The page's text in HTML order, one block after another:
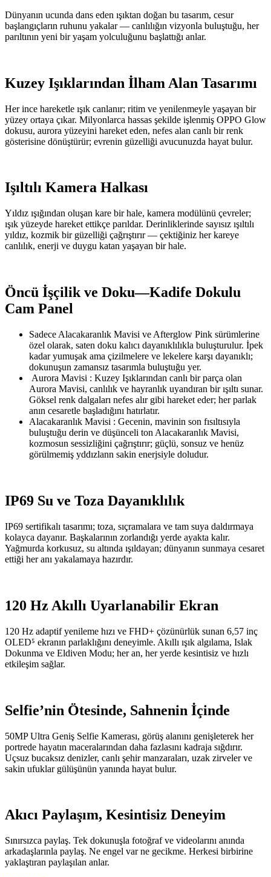
Dünyanın ucunda dans eden ışıktan doğan bu tasarım, cesur
başlangıçların ruhunu yakalar — canlılığın vizyonla buluştuğu, her
parıltının yeni bir yaşam yolculuğunu başlattığı anlar.
Kuzey Işıklarından İlham Alan Tasarımı
Her ince hareketle ışık canlanır; ritim ve yenilenmeyle yaşayan bir
yüzey ortaya çıkar. Milyonlarca hassas şekilde işlenmiş OPPO Glow
dokusu, aurora yüzeyini hareket eden, nefes alan canlı bir renk
gösterisine dönüştürür; evrenin güzelliği avucunuzda hayat bulur.
Işıltılı Kamera Halkası
Yıldız ışığından oluşan kare bir hale, kamera modülünü çevreler;
ışık yüzeyde hareket ettikçe parıldar. Derinliklerinde sayısız ışıltılı
yıldız, kozmik bir güzelliği çağrıştırır — çektiğiniz her kareye
canlılık, enerji ve duygu katan yaşayan bir hale.
Öncü İşçilik ve Doku—Kadife Dokulu
Cam Panel
Sadece Alacakaranlık Mavisi ve Afterglow Pink sürümlerine
özel olarak, saten doku kalıcı dayanıklılıkla buluşturulur. İpek
kadar yumuşak ama çizilmelere ve lekelere karşı dayanıklı;
dokunuşun zamansız tasarımla buluştuğu yer.
Aurora Mavisi : Kuzey Işıklarından canlı bir parça olan
Aurora Mavisi, canlılık ve hayranlık uyandıran bir ışıltı sunar.
Göksel renk dalgaları nefes alır gibi hareket eder; her parlak
anın cesaretle başladığını hatırlatır.
Alacakaranlık Mavisi : Gecenin, mavinin son fısıltısıyla
buluştuğu derin ve düşünceli ton Alacakaranlık Mavisi,
kozmosun sessizliğini çağrıştırır; güçlü, sonsuz ve henüz
görülmemiş yddızlann sakin enerjsiyle doludur.
IP69 Su ve Toza Dayanıklılık
IP69 sertifikalı tasarımı; toza, sıçramalara ve tam suya daldırmaya
kolayca dayanır. Başkalarının zorlandığı yerde ayakta kalır.
Yağmurda korkusuz, su altında ışıldayan; dünyanın sunmaya cesaret
ettiği her anı yakalamaya hazırdır.
120 Hz Akıllı Uyarlanabilir Ekran
120 Hz adaptif yenileme hızı ve FHD+ çözünürlük sunan 6,57 inç
OLED⁵ ekranın parlaklığını deneyimle. Akıllı ışık algılama, Islak
Dokunma ve Eldiven Modu; her an, her yerde kesintisiz ve hızlı
etkileşim sağlar.
Selfie’nin Ötesinde, Sahnenin İçinde
50MP Ultra Geniş Selfie Kamerası, görüş alanını genişleterek her
portrede hayatın maceralarından daha fazlasını kadraja sığdırır.
Uçsuz bucaksız denizler, canlı şehir manzaraları, uzak zirveler ve
sakin ufuklar gülüşünün yanında hayat bulur.
Akıcı Paylaşım, Kesintisiz Deneyim
Sınırsızca paylaş. Tek dokunuşla fotoğraf ve videolarını anında
arkadaşlarınla paylaş. Ne engel var ne gecikme. Herkesi birbirine
yaklaştıran paylaşılan anlar.